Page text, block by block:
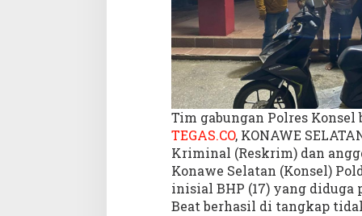
e
s
K
o
n
s
e
l
B
e
r
h
a
Tim gabungan Polres
TEGAS.CO, KONAWE
Kriminal (Reskrim) dan
Konawe Selatan (Konsel)
inisial BHP (17) yang diduga
Beat berhasil di tangkap